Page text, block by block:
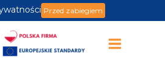
Przed zabiegiem